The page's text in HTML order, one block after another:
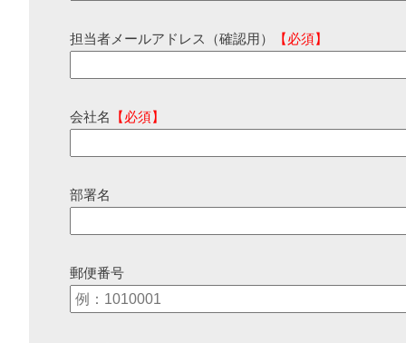
担当者メールアドレス（確認用） 【必須】
会社名 【必須】
部署名
郵便番号